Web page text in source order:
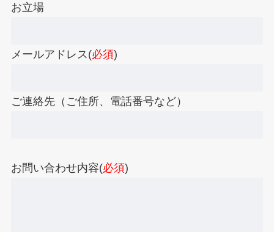
お立場
メールアドレス(必須)
ご連絡先（ご住所、電話番号など）
お問い合わせ内容(必須)